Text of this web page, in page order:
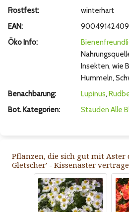
Frostfest:
winterhart
EAN:
Öko Info:
Insekten, wie
Hummeln,
Benachbarung:
Lupinus,
Bot. Kategorien:
Stauden Alle
Pflanzen, die sich gut mit Aster
Gletscher' - Kissenaster